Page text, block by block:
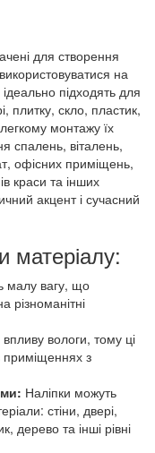
для створення
на
підходять для
плитку, скло, пластик,
монтажу їх
спалень, віталень,
офісних приміщень,
краси та інших
акцент і сучасний
матеріалу:
малу вагу, що
різноманітні
вологи, тому ці
приміщеннях з
Наліпки можуть
стіни, двері,
дерево та інші рівні